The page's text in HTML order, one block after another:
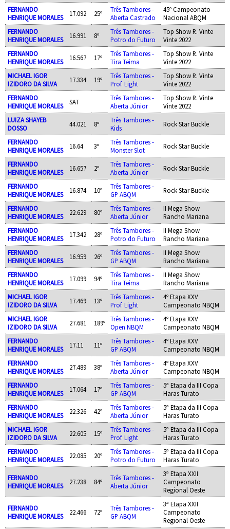
FERNANDO
HENRIQUE MORALES
17.092 25º
Três Tambores -
Aberta Castrado
45º Campeonato
Nacional ABQM
FERNANDO
HENRIQUE MORALES
16.991 8º
Três Tambores -
Potro do Futuro
Top Show R. Vinte
Vinte 2022
FERNANDO
HENRIQUE MORALES
16.567 17º
Três Tambores -
Tira Teima
Top Show R. Vinte
Vinte 2022
MICHAEL IGOR
IZIDORO DA SILVA
17.334 19º
Três Tambores -
Prof. Light
Top Show R. Vinte
Vinte 2022
FERNANDO
HENRIQUE MORALES
SAT
Três Tambores -
Aberta Júnior
Top Show R. Vinte
Vinte 2022
LUIZA SHAYEB
DOSSO
44.021 8º
Três Tambores -
Kids
Rock Star Buckle
FERNANDO
HENRIQUE MORALES
16.64 3º
Três Tambores -
Monster Slot
Rock Star Buckle
FERNANDO
HENRIQUE MORALES
16.657 2º
Três Tambores -
Aberta Júnior
Rock Star Buckle
FERNANDO
HENRIQUE MORALES
16.874 10º
Três Tambores -
GP ABQM
Rock Star Buckle
FERNANDO
HENRIQUE MORALES
22.629 80º
Três Tambores -
Aberta Júnior
II Mega Show
Rancho Mariana
FERNANDO
HENRIQUE MORALES
17.342 28º
Três Tambores -
Potro do Futuro
II Mega Show
Rancho Mariana
FERNANDO
HENRIQUE MORALES
16.959 26º
Três Tambores -
GP ABQM
II Mega Show
Rancho Mariana
FERNANDO
HENRIQUE MORALES
17.099 94º
Três Tambores -
Tira Teima
II Mega Show
Rancho Mariana
MICHAEL IGOR
IZIDORO DA SILVA
17.469 13º
Três Tambores -
Prof. Light
4º Etapa XXV
Campeonato NBQM
MICHAEL IGOR
IZIDORO DA SILVA
27.681 189º
Três Tambores -
Open NBQM
4º Etapa XXV
Campeonato NBQM
FERNANDO
HENRIQUE MORALES
17.11 11º
Três Tambores -
GP ABQM
4º Etapa XXV
Campeonato NBQM
FERNANDO
HENRIQUE MORALES
27.489 38º
Três Tambores -
Aberta Júnior
4º Etapa XXV
Campeonato NBQM
FERNANDO
HENRIQUE MORALES
17.064 17º
Três Tambores -
GP ABQM
5ª Etapa da III Copa
Haras Turato
FERNANDO
HENRIQUE MORALES
22.326 42º
Três Tambores -
Aberta Júnior
5ª Etapa da III Copa
Haras Turato
MICHAEL IGOR
IZIDORO DA SILVA
22.605 15º
Três Tambores -
Prof. Light
5ª Etapa da III Copa
Haras Turato
FERNANDO
HENRIQUE MORALES
22.085 20º
Três Tambores -
Potro do Futuro
5ª Etapa da III Copa
Haras Turato
FERNANDO
HENRIQUE MORALES
27.238 84º
Três Tambores -
Aberta Júnior
3ª Etapa XXII
Campeonato
Regional Oeste
FERNANDO
HENRIQUE MORALES
22.466 72º
Três Tambores -
GP ABQM
3ª Etapa XXII
Campeonato
Regional Oeste